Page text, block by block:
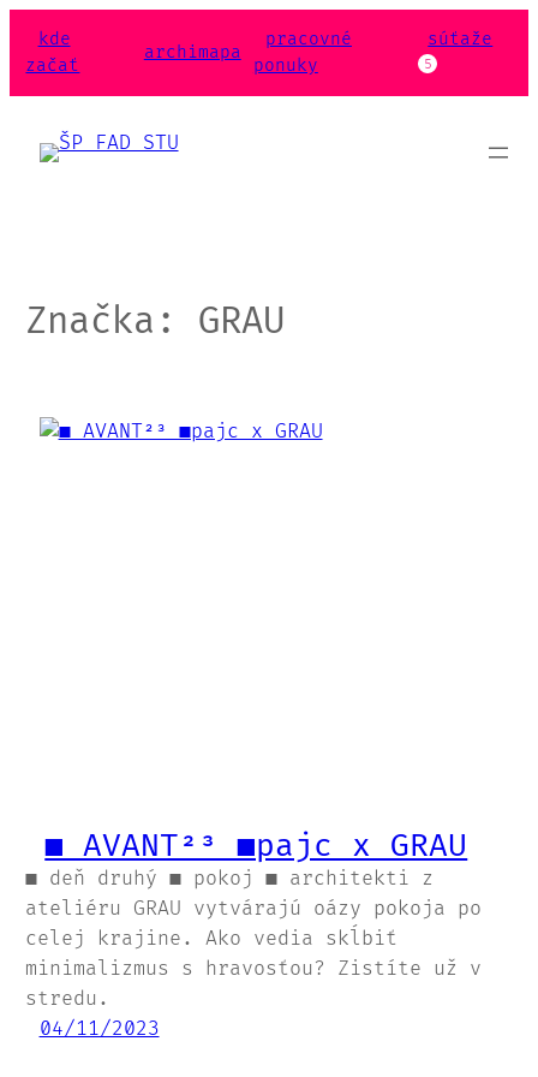
kde
začať
archimapa
pracovné
ponuky
súťaže
5
Značka: GRAU
■ AVANT²³ ■pajc x GRAU
■ deň druhý ■ pokoj ■ architekti z
ateliéru GRAU vytvárajú oázy pokoja po
celej krajine. Ako vedia skĺbiť
minimalizmus s hravosťou? Zistíte už v
stredu.
04/11/2023